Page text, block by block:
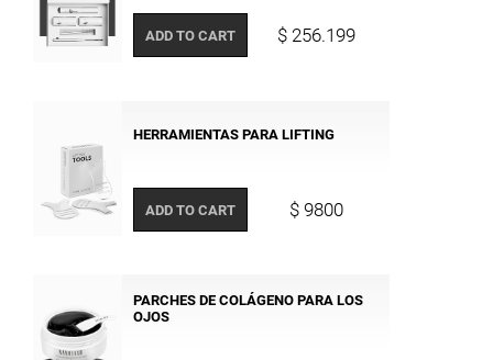
ADD TO CART $ 256.199
HERRAMIENTAS PARA LIFTING
ADD TO CART $ 9800
PARCHES DE COLÁGENO PARA LOS
OJOS